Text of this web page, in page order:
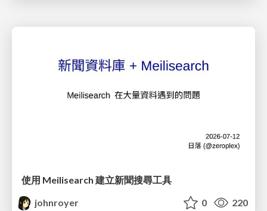
使用 Meilisearch 建立新聞搜尋工具
johnroyer
0 220